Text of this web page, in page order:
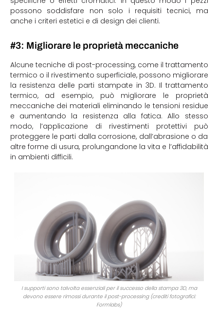
possono soddisfare non solo i requisiti tecnici, ma
anche i criteri estetici e di design dei clienti.
#3: Migliorare le proprietà meccaniche
Alcune tecniche di post-processing, come il trattamento
termico o il rivestimento superficiale, possono migliorare
la resistenza delle parti stampate in 3D. Il trattamento
termico, ad esempio, può migliorare le proprietà
meccaniche dei materiali eliminando le tensioni residue
e aumentando la resistenza alla fatica. Allo stesso
modo, l’applicazione di rivestimenti protettivi può
proteggere le parti dalla corrosione, dall’abrasione o da
altre forme di usura, prolungandone la vita e l’affidabilità
in ambienti difficili.
I supporti sono talvolta essenziali per il successo della stampa 3D, ma
devono essere rimossi durante il post-processing (crediti fotografici:
Formlabs)